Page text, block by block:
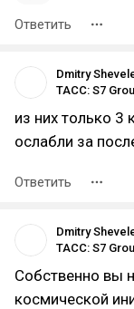
Ответить
Dmitry
из них только 3
ослабли за
Ответить
Dmitry
Собственно вы
космической